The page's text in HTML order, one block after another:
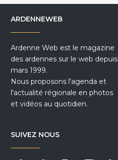
ARDENNEWEB
Ardenne Web est le magazine
des ardennes sur le web depuis
mars 1999.
Nous proposons l'agenda et
l'actualité régionale en photos
et vidéos au quotidien.
SUIVEZ NOUS